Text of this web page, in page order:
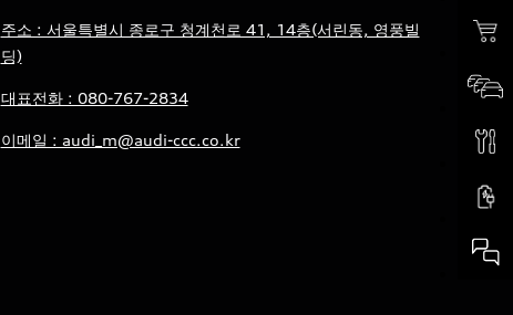
주소 : 서울특별시 종로구 청계천로 41, 14층(서린동, 영풍빌
딩)
대표전화 : 080-767-2834
이메일 : audi_m@audi-ccc.co.kr